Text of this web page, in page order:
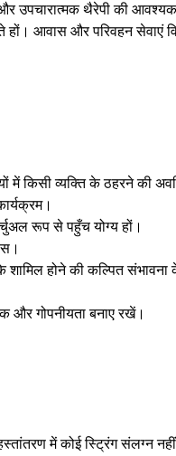
उपचारात्मक थैरेपी की
हों। आवास और परिवहन सेवाएं
में किसी व्यक्ति के ठहरने की
रूप से पहुँच योग्य हों।
के शामिल होने की कल्पित
और गोपनीयता बनाए रखें।
में कोई स्ट्रिंग संलग्न